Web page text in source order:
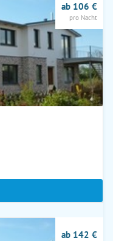
ab 106 €
pro Nacht
ab 142 €